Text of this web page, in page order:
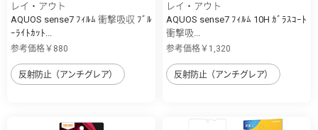
レイ・アウト
AQUOS sense7 ﾌｨﾙﾑ 衝撃吸収 ﾌﾞﾙ
ｰﾗｲﾄｶｯﾄ...
参考価格￥880
反射防止（アンチグレア）
レイ・アウト
AQUOS sense7 ﾌｨﾙﾑ 10H ｶﾞﾗｽｺｰﾄ
衝撃吸...
参考価格￥1,320
反射防止（アンチグレア）